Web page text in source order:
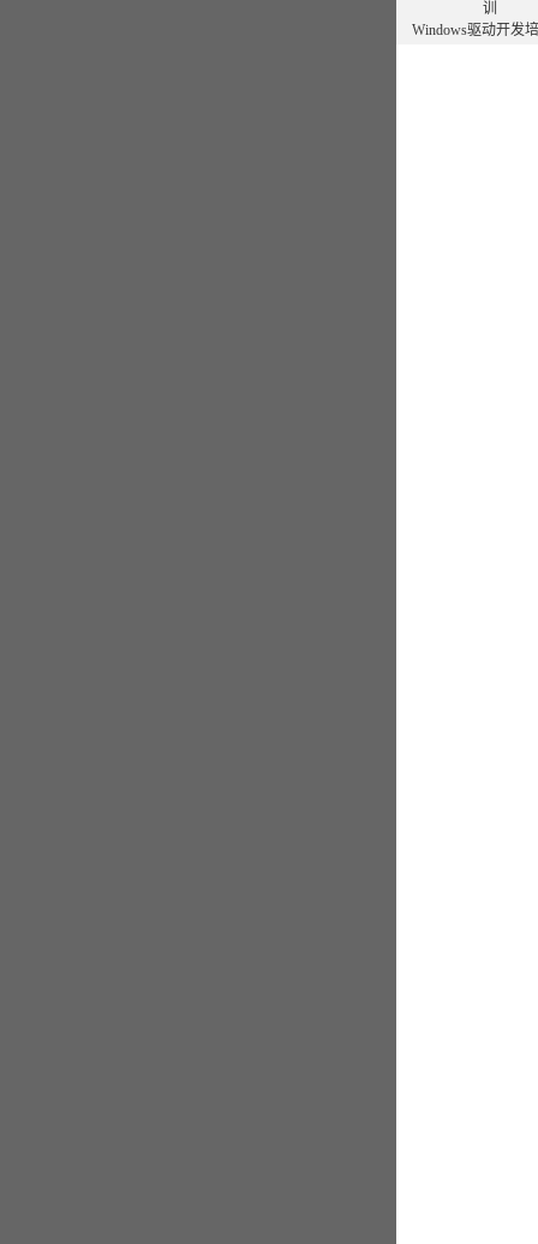
训
Windows驱动开发